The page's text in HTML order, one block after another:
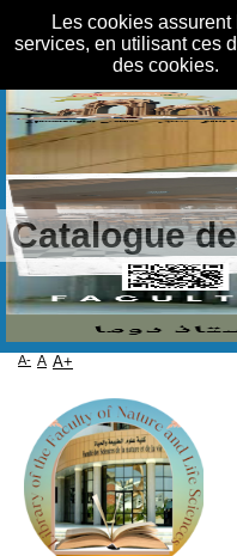
Les cookies
services, en utilisant ces
des cookies.
Catalogue
A- A A+